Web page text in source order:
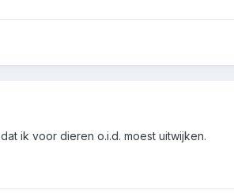
ik voor dieren o.i.d. moest uitwijken.